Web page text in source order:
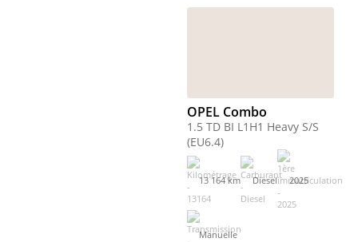
OPEL Combo
1.5 TD BI L1H1 Heavy S/S
(EU6.4)
13 164 km Diesel 2025
Manuelle